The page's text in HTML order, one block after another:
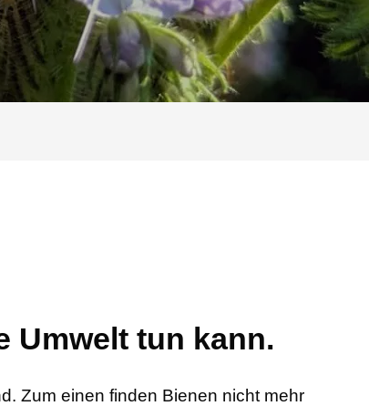
Umwelt tun kann.
Zum einen finden Bienen nicht mehr